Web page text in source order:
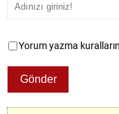
Yorum yazma